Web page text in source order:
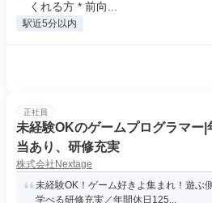
くれる方 * 前向...
駅近5分以内
正社員
未経験OKのゲームプログラマー
当あり、研修充実
株式会社Nextage
未経験OK！ゲーム好きよ集まれ！遊ぶ
学べる研修充実／年間休日125...